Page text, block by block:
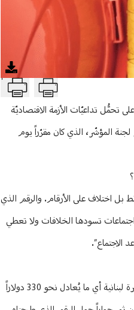
T
تحمُّل تداعيّات الأزمة الاقتصاديّة
المؤشّر، الذي كان مقرّراً يوم
بل اختلاف على الأرقام. والرقم الذي
تسودها الخلافات ولا تعطي
عن الرقم التقريبي الذي من المُمكن أن يصل إليه الطرفان، يُجيب الأسمر: “لا يمكن أنْ أحدّد لكن يُمكن أنْ أقول بأنه طُرِح مبلغ 27 مليون ليرة لبنانية أي ما يُعادل نحو 330 دولاراً